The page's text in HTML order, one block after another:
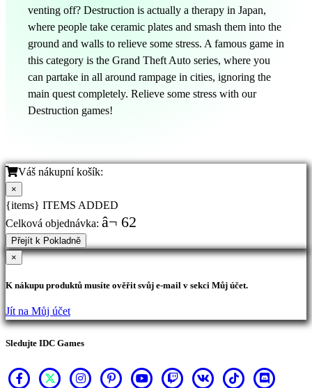
venting off? Destruction is actually a therapy in Japan,
where people take ceramic plates and smash them into the
ground and walls to relieve some stress. A famous game in
this category is the Grand Theft Auto series, where you
can partake in all around rampage in cities, ignoring the
main quest completely. Relieve some stress with our
Destruction games!
Váš nákupní košík:
×
{items} ITEMS ADDED
Celková objednávka: â¬ 62
Přejít k Pokladně
×
K nákupu produktů musíte ověřit svůj e-mail v sekci Můj účet.
Jít na Můj účet
Sledujte IDC Games